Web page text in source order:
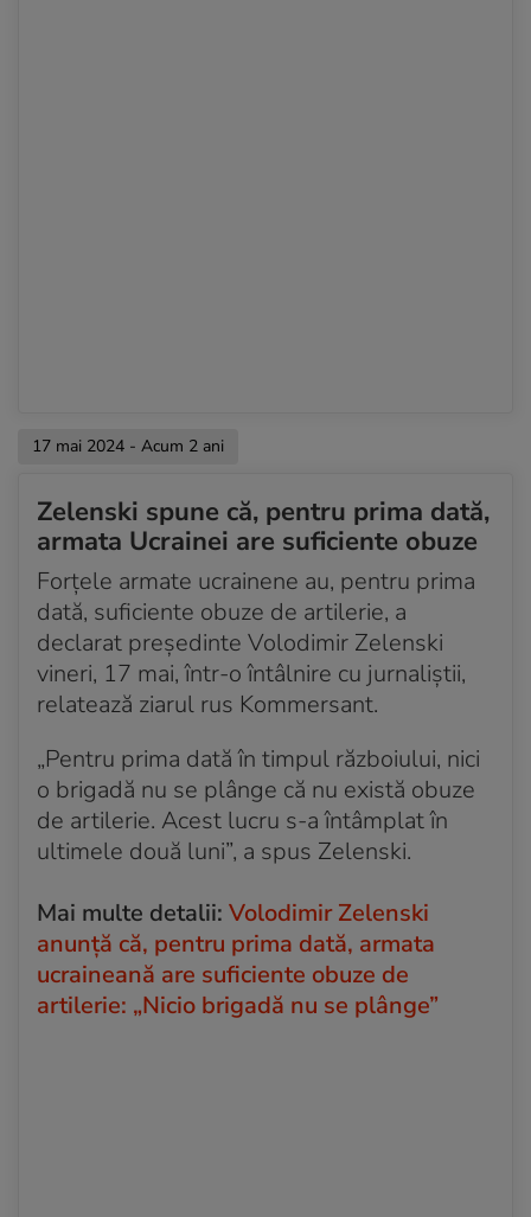
17 mai 2024 - Acum 2 ani
Zelenski spune că, pentru prima dată,
armata Ucrainei are suficiente obuze
Forțele armate ucrainene au, pentru prima
dată, suficiente obuze de artilerie, a
declarat președinte Volodimir Zelenski
vineri, 17 mai, într-o întâlnire cu jurnaliștii,
relatează ziarul rus Kommersant.
„Pentru prima dată în timpul războiului, nici
o brigadă nu se plânge că nu există obuze
de artilerie. Acest lucru s-a întâmplat în
ultimele două luni”, a spus Zelenski.
Mai multe detalii: Volodimir Zelenski
anunță că, pentru prima dată, armata
ucraineană are suficiente obuze de
artilerie: „Nicio brigadă nu se plânge”